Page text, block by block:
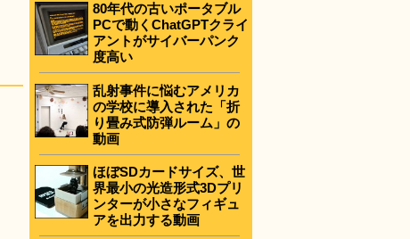
80年代の古いポータブル
PCで動くChatGPTクライ
アントがサイバーパンク
度高い
乱射事件に悩むアメリカ
の学校に導入された「折
り畳み式防弾ルーム」の
動画
ほぼSDカードサイズ、世
界最小の光造形式3Dプリ
ンターが小さなフィギュ
アを出力する動画